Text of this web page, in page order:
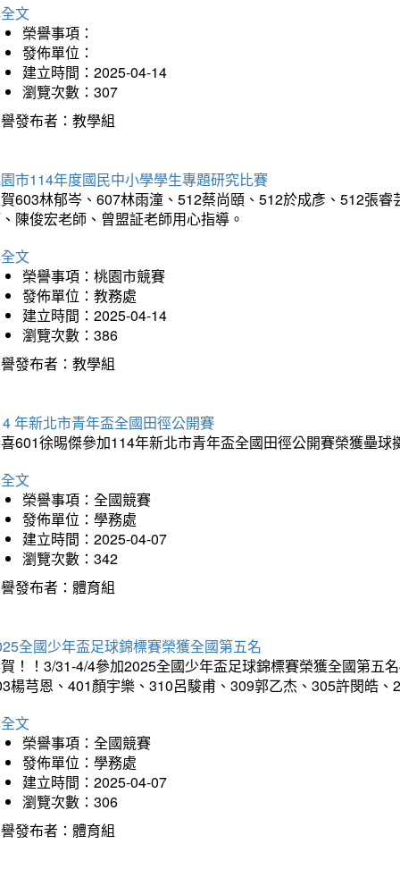
文
榮譽事項：
發佈單位：
建立時間：2025-04-14
瀏覽次數：307
發布者：教學組
市114年度國民中小學學生專題研究比賽
603林郁岑、607林雨潼、512蔡尚頤、512於成彥、512張
陳俊宏老師、曾盟証老師用心指導。
文
榮譽事項：桃園市競賽
發佈單位：教務處
建立時間：2025-04-14
瀏覽次數：386
發布者：教學組
年新北市青年盃全國田徑公開賽
601徐晹傑參加114年新北市青年盃全國田徑公開賽榮獲壘
文
榮譽事項：全國競賽
發佈單位：學務處
建立時間：2025-04-07
瀏覽次數：342
發布者：體育組
全國少年盃足球錦標賽榮獲全國第五名
！！3/31-4/4參加2025全國少年盃足球錦標賽榮獲全國第五
楊芎恩、401顏宇樂、310呂駿甫、309郭乙杰、305許閔皓
文
榮譽事項：全國競賽
發佈單位：學務處
建立時間：2025-04-07
瀏覽次數：306
發布者：體育組